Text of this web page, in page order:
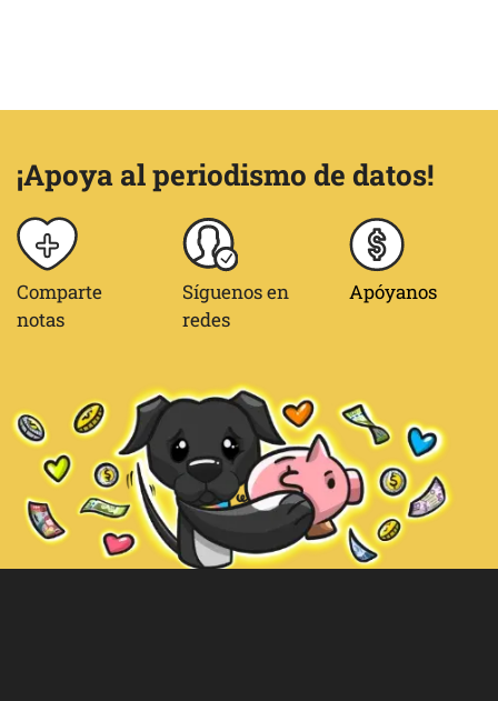
¡Apoya al periodismo de datos!
Comparte
notas
Síguenos en
redes
Apóyanos